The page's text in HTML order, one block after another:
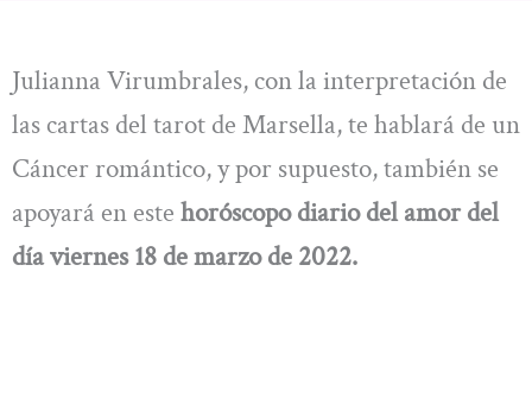
Julianna Virumbrales, con la interpretación de
las cartas del tarot de Marsella, te hablará de un
Cáncer romántico, y por supuesto, también se
apoyará en este horóscopo diario del amor del
día viernes 18 de marzo de 2022.